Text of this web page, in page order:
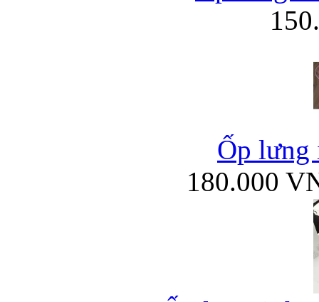
Ốp lưng
180.000